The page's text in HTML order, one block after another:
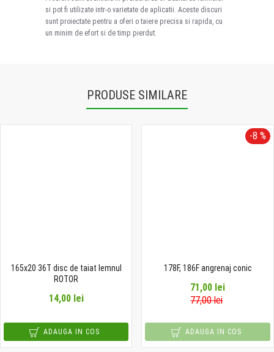
si pot fi utilizate intr-o varietate de aplicatii. Aceste discuri
sunt proiectate pentru a oferi o taiere precisa si rapida, cu
un minim de efort si de timp pierdut.
PRODUSE SIMILARE
165x20 36T disc de taiat lemnul
ROTOR
14,00 lei
ADAUGA IN COS
-8 %
178F, 186F angrenaj conic
71,00 lei
77,00 lei
ADAUGA IN COS